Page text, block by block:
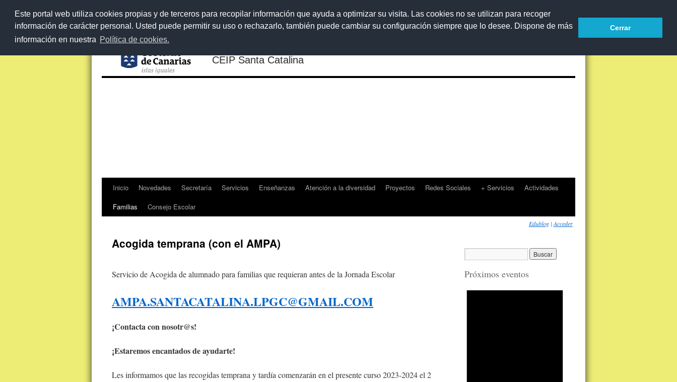
Este portal web utiliza cookies propias y de terceros para recopilar información que ayuda a optimizar su visita. Las cookies no se utilizan para recoger
información de carácter personal. Usted puede permitir su uso o rechazarlo, también puede cambiar su configuración siempre que lo desee. Dispone de más
información en nuestra Política de cookies.
Cerrar
Accesibilidad
CEIP Santa Catalina
Saltar
Inicio Novedades Secretaría Servicios Enseñanzas Atención a la diversidad Proyectos Redes Sociales + Servicios
Actividades
Familias
Consejo Escolar
Edublog | Acceder
Acogida temprana (con el AMPA)
Servicio de Acogida de alumnado para familias que requieran antes de la Jornada Escolar
AMPA.SANTACATALINA.LPGC@GMAIL.COM
¡Contacta con nosotr@s!
¡Estaremos encantados de ayudarte!
Les informamos que las recogidas temprana y tardía comenzarán en el presente curso 2023-2024 el 2
Próximos eventos